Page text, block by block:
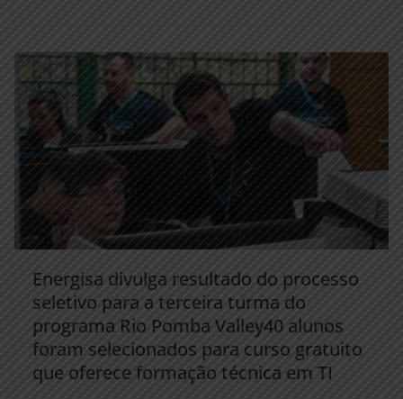
Energisa divulga resultado do processo
seletivo para a terceira turma do
programa Rio Pomba Valley40 alunos
foram selecionados para curso gratuito
que oferece formação técnica em TI